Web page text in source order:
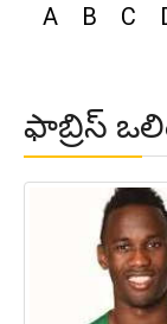
A B C
ఫాబ్రిస్